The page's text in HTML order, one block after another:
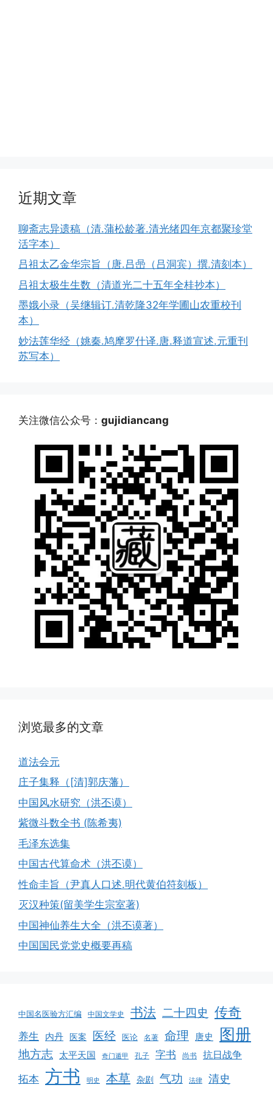
近期文章
聊斋志异遗稿（清.蒲松龄著.清光绪四年京都聚珍堂
活字本）
吕祖太乙金华宗旨（唐.吕喦（吕洞宾）撰.清刻本）
吕祖太极生生数（清道光二十五年全桂抄本）
墨娥小录（吴继辑订.清乾隆32年学圃山农重校刊
本）
妙法莲华经（姚秦.鸠摩罗什译.唐.释道宣述.元重刊
苏写本）
关注微信公众号： gujidiancang
浏览最多的文章
道法会元
庄子集释（[清]郭庆藩）
中国风水研究（洪丕谟）
紫微斗数全书 (陈希夷)
毛泽东选集
中国古代算命术（洪丕谟）
性命圭旨（尹真人口述.明代黄伯符刻板）
灭汉种策(留美学生宗室著)
中国神仙养生大全（洪丕谟著）
中国国民党党史概要再稿
中国名医验方汇编 中国文学史 书法 二十四史 传奇
养生 内丹 医案 医经 医论 名著 命理 唐史 图册
地方志 太平天国 奇门遁甲 孔子 字书 尚书 抗日战争
拓本 方书 明史 本草 杂剧 气功 法律 清史